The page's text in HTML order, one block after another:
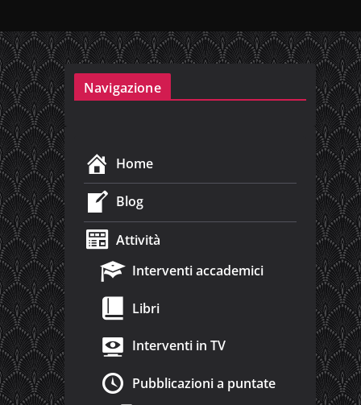
Navigazione
Home
Blog
Attività
Interventi accademici
Libri
Interventi in TV
Pubblicazioni a puntate